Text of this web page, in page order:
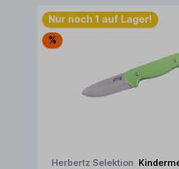
Nur noch 1 auf Lager!
%
Herbertz Selektion